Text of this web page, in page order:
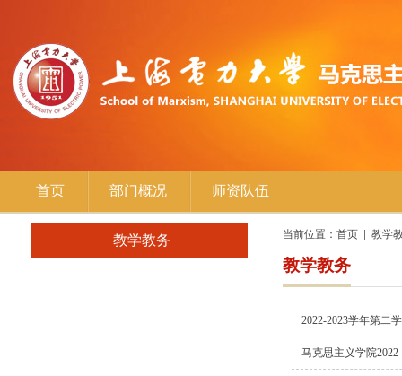
首页 部门概况 师资队伍
教学教务 当前位置： 首页 教学
教学教务
2022-2023学年第二
马克思主义学院